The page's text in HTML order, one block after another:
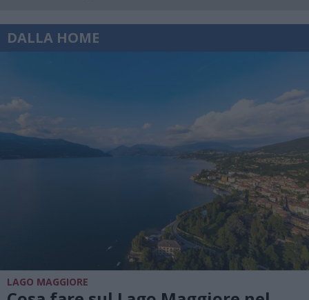
DALLA HOME
LAGO MAGGIORE